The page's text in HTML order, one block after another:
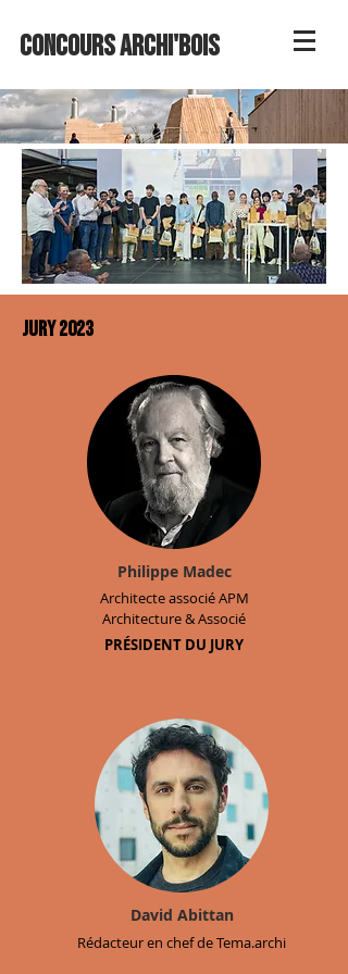
Concours ARCHI'BOIS
Jury 2023
Philippe Madec
Architecte associé APM
Architecture & Associé
PRÉSIDENT DU JURY
David Abittan
Rédacteur en chef de Tema.archi